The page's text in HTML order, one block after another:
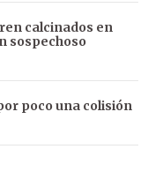
calcinados en
sospechoso
poco una colisión